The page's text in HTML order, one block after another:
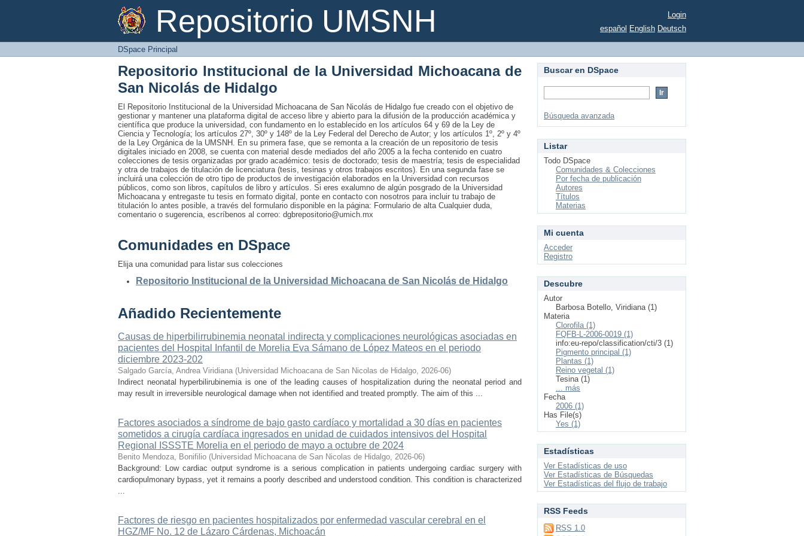
Repositorio UMSNH
DSpace Principal
Login
español English Deutsch
DSpace Principal
Repositorio Institucional de la Universidad Michoacana de
San Nicolás de Hidalgo
El Repositorio Institucional de la Universidad Michoacana de San Nicolás de Hidalgo fue creado con el objetivo de
gestionar y mantener una plataforma digital de acceso libre y abierto para la difusión de la producción académica y
científica que produce la universidad, con fundamento en lo establecido en los artículos 64 y 69 de la Ley de
Ciencia y Tecnología; los artículos 27º, 30º y 148º de la Ley Federal del Derecho de Autor; y los artículos 1º, 2º y 4º
de la Ley Orgánica de la UMSNH. En su primera fase, que se remonta a la creación de un repositorio de tesis
digitales iniciado en 2008, se cuenta con material desde mediados del año 2005 a la fecha contenido en cuatro
colecciones de tesis organizadas por grado académico: tesis de doctorado; tesis de maestría; tesis de especialidad
y otra de trabajos de titulación de licenciatura (tesis, tesinas y otros trabajos escritos). En una segunda fase se
incluirá una colección de otro tipo de productos de investigación elaborados en la Universidad con recursos
públicos, como son libros, capítulos de libro y artículos. Si eres exalumno de algún posgrado de la Universidad
Michoacana y entregaste tu tesis en formato digital, ponte en contacto con nosotros para incluir tu trabajo de
titulación lo antes posible, a través del formulario disponible en la página: Formulario de alta Cualquier duda,
comentario o sugerencia, escríbenos al correo: dgbrepositorio@umich.mx
Comunidades en DSpace
Elija una comunidad para listar sus colecciones
Repositorio Institucional de la Universidad Michoacana de San Nicolás de Hidalgo
Añadido Recientemente
Causas de hiperbilirrubinemia neonatal indirecta y complicaciones neurológicas asociadas en
pacientes del Hospital Infantil de Morelia Eva Sámano de López Mateos en el periodo
diciembre 2023-202
Salgado García, Andrea Viridiana (Universidad Michoacana de San Nicolas de Hidalgo, 2026-06)
Indirect neonatal hyperbilirubinemia is one of the leading causes of hospitalization during the neonatal period and
may result in irreversible neurological damage when not identified and treated promptly. The aim of this ...
Factores asociados a síndrome de bajo gasto cardíaco y mortalidad a 30 días en pacientes
sometidos a cirugía cardíaca ingresados en unidad de cuidados intensivos del Hospital
Regional ISSSTE Morelia en el periodo de mayo a octubre de 2024
Benito Mendoza, Bonifilio (Universidad Michoacana de San Nicolas de Hidalgo, 2026-06)
Background: Low cardiac output syndrome is a serious complication in patients undergoing cardiac surgery with
cardiopulmonary bypass, yet it remains a poorly described and understood condition. This condition is characterized
...
Factores de riesgo en pacientes hospitalizados por enfermedad vascular cerebral en el
HGZ/MF No. 12 de Lázaro Cárdenas, Michoacán
Buscar en DSpace
Búsqueda avanzada
Listar
Todo DSpace
Comunidades & Colecciones
Por fecha de publicación
Autores
Títulos
Materias
Mi cuenta
Acceder
Registro
Descubre
Autor
Barbosa Botello, Viridiana (1)
Materia
Clorofila (1)
FQFB-L-2006-0019 (1)
info:eu-repo/classification/cti/3 (1)
Pigmento principal (1)
Plantas (1)
Reino vegetal (1)
Tesina (1)
... más
Fecha
2006 (1)
Has File(s)
Yes (1)
Estadísticas
Ver Estadísticas de uso
Ver Estadísticas de Búsquedas
Ver Estadísticas del flujo de trabajo
RSS Feeds
RSS 1.0